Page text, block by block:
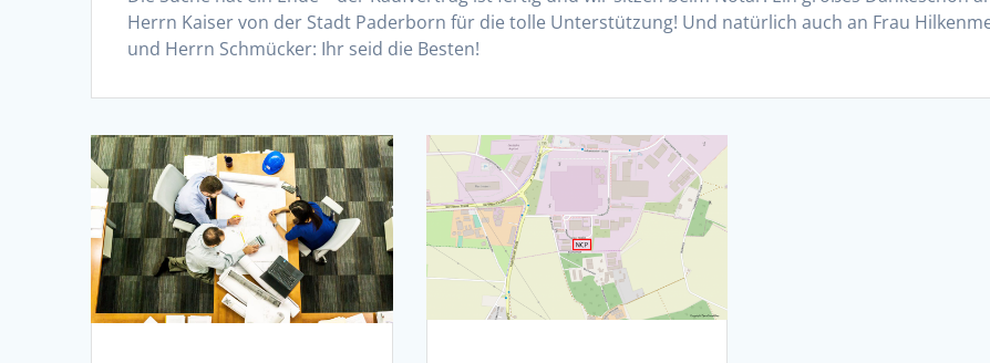
Herrn Kaiser von der Stadt Paderborn für die tolle Unterstützung! Und natürlich auch an Frau
und Herrn Schmücker: Ihr seid die Besten!